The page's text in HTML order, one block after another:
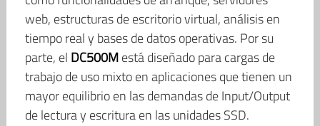
web, estructuras de escritorio virtual, análisis en
tiempo real y bases de datos operativas. Por su
parte, el DC500Mestá diseñado para cargas de
trabajo de uso mixto en aplicaciones que tienen un
mayor equilibrio en las demandas de Input/Output
de lectura y escritura en las unidades SSD.